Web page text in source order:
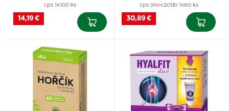
cps 1x100 ks
14,19 €
cps (inov.2018) 1x60 ks
30,89 €